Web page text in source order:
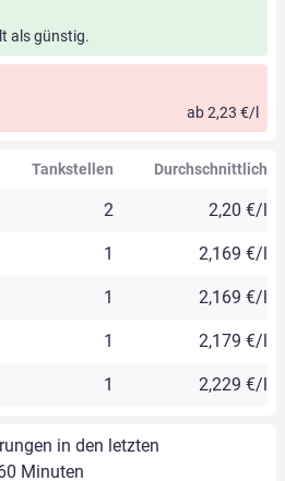
als günstig.
ab 2,23 €/l
Tankstellen Durchschnittlich
2 2,20 €/l
1 2,169 €/l
1 2,169 €/l
1 2,179 €/l
1 2,229 €/l
in den letzten
Minuten